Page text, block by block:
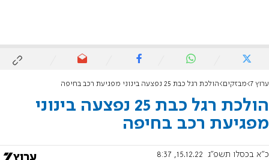
ערוץ 7 מבזקים הולכת רגל כבת 25 נפצעה בינוני מפגיעת רכב בחיפה
הולכת רגל כבת 25 נפצעה בינוני
מפגיעת רכב בחיפה
כ"א בכסלו תשפ"ג 15.12.22, 8:37